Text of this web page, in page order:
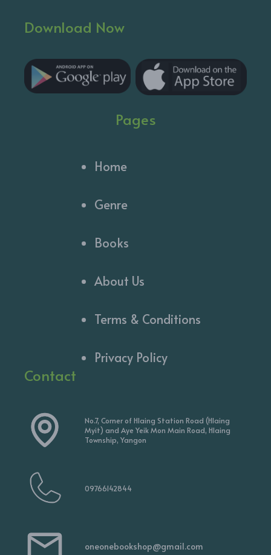
Download Now
Pages
Home
Genre
Books
About Us
Terms & Conditions
Privacy Policy
Contact
No.7, Corner of Hlaing Station Road (Hlaing
Myit) and Aye Yeik Mon Main Road, Hlaing
Township, Yangon
09766142844
oneonebookshop@gmail.com